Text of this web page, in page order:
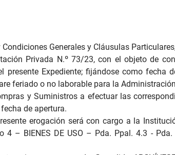
Condiciones Generales y Cláusulas
Privada N.º 73/23, con el objeto de
presente Expediente; fijándose como
feriado o no laborable para la
y Suministros a efectuar las
de apertura.
erogación será con cargo a la
4 – BIENES DE USO – Pda. Ppal. 4.3 -